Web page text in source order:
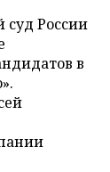
суд России
в